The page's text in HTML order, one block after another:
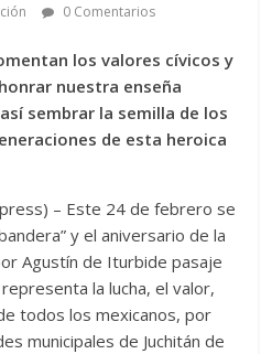
0 Comentarios
los valores cívicos y
nuestra enseña
sembrar la semilla de los
de esta heroica
– Este 24 de febrero se
y el aniversario de la
Agustín de Iturbide pasaje
la lucha, el valor,
todos los mexicanos, por
municipales de Juchitán de